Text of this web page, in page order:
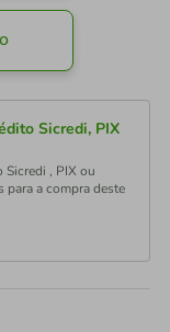
Sicredi, PIX
Sicredi , PIX ou
a compra deste